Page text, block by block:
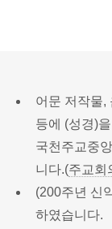
어문 저작물,
등에 (성경)
국천주교중
니다.(주교회
(200주년 신
하였습니다.